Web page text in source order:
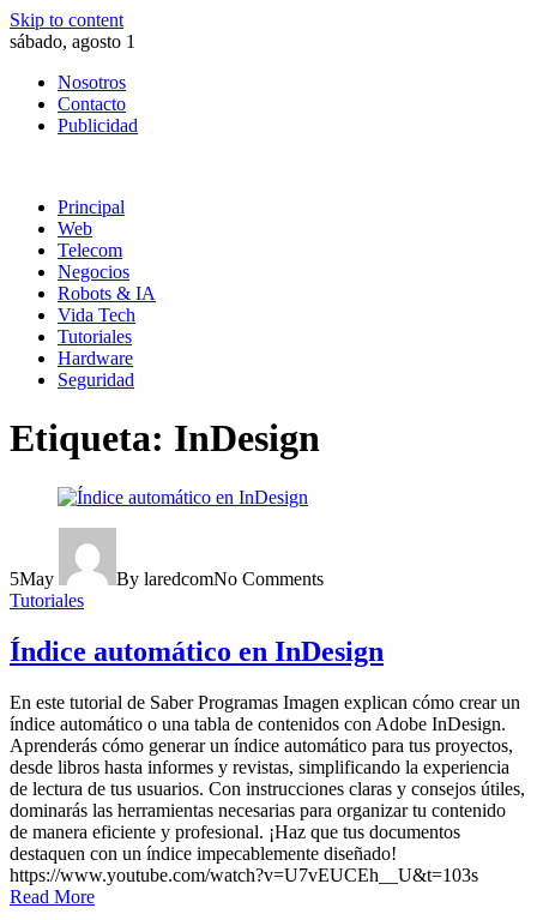
Skip to content
sábado, agosto 1
Nosotros
Contacto
Publicidad
Principal
Web
Telecom
Negocios
Robots & IA
Vida Tech
Tutoriales
Hardware
Seguridad
Etiqueta: InDesign
5May By laredcomNo Comments
Tutoriales
Índice automático en InDesign
En este tutorial de Saber Programas Imagen explican cómo crear un
índice automático o una tabla de contenidos con Adobe InDesign.
Aprenderás cómo generar un índice automático para tus proyectos,
desde libros hasta informes y revistas, simplificando la experiencia
de lectura de tus usuarios. Con instrucciones claras y consejos útiles,
dominarás las herramientas necesarias para organizar tu contenido
de manera eficiente y profesional. ¡Haz que tus documentos
destaquen con un índice impecablemente diseñado!
https://www.youtube.com/watch?v=U7vEUCEh__U&t=103s
Read More